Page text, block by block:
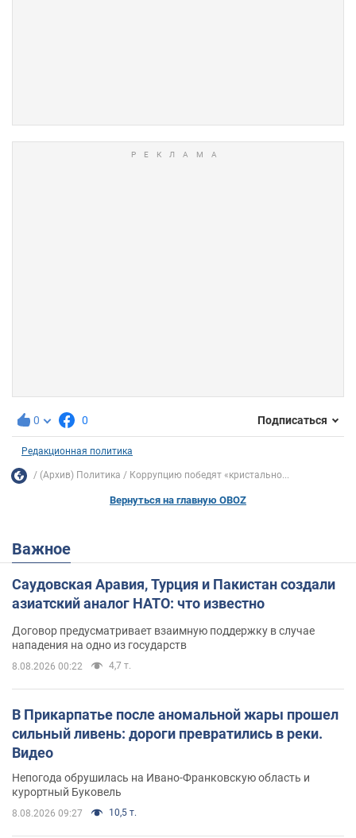
0 0 Подписаться
Редакционная политика
(Архив) Политика Коррупцию победят «кристально...
Вернуться на главную OBOZ
Важное
Саудовская Аравия, Турция и Пакистан создали
азиатский аналог НАТО: что известно
Договор предусматривает взаимную поддержку в случае
нападения на одно из государств
8.08.2026 00:22 4,7 т.
В Прикарпатье после аномальной жары прошел
сильный ливень: дороги превратились в реки.
Видео
Непогода обрушилась на Ивано-Франковскую область и
курортный Буковель
8.08.2026 09:27 10,5 т.